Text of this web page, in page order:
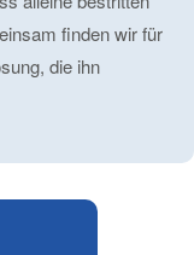
finden wir für
die ihn